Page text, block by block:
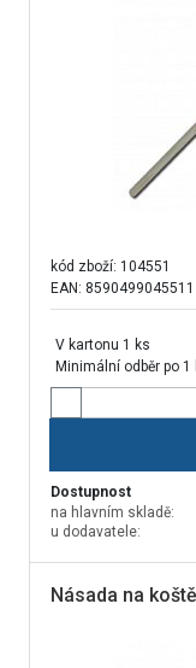
kód zboží: 104551
EAN: 8590499045511
V kartonu 1 ks
Minimální odběr po 1
Dostupnost
na hlavním skladě:
u dodavatele:
Násada na